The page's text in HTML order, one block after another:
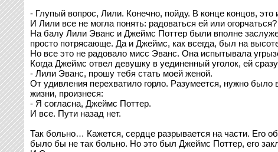
- Глупый вопрос, Лили. Конечно, пойду. В конце концов, это
И Лили все не могла понять: радоваться ей или огорчаться?
На балу Лили Эванс и Джеймс Поттер были вполне
просто потрясающе. Да и Джеймс, как всегда, был на
Но все это не радовало мисс Эванс. Она испытывала
Когда Джеймс отвел девушку в уединенный уголок, ей
- Лили Эванс, прошу тебя стать моей женой.
От удивления перехватило горло. Разумеется, нужно
жизни, произнеся:
- Я согласна, Джеймс Поттер.
И все. Пути назад нет.
Так больно… Кажется, сердце разрывается на части. Его
было бы не так больно. Но это был Джеймс Поттер, его